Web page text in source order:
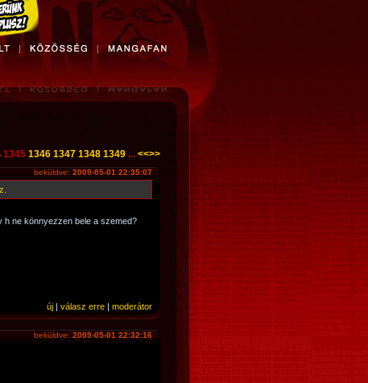
1345 1346 1347 1348 1349 ... <<>>
beküldve: 2009-05-01 22:35:07
h ne könnyezzen bele a szemed?
új | válasz erre | moderátor
beküldve: 2009-05-01 22:32:16